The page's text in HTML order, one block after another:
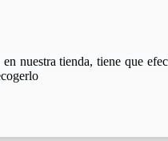
nuestra tienda, tiene que